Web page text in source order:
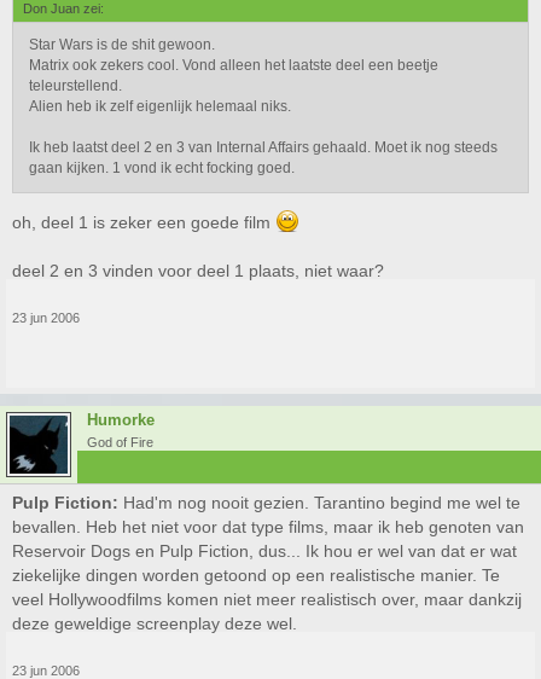
Don Juan zei:
Star Wars is de shit gewoon.
Matrix ook zekers cool. Vond alleen het laatste deel een beetje
teleurstellend.
Alien heb ik zelf eigenlijk helemaal niks.
Ik heb laatst deel 2 en 3 van Internal Affairs gehaald. Moet ik nog steeds
gaan kijken. 1 vond ik echt focking goed.
oh, deel 1 is zeker een goede film
deel 2 en 3 vinden voor deel 1 plaats, niet waar?
23 jun 2006
Humorke
God of Fire
Pulp Fiction: Had'm nog nooit gezien. Tarantino begind me wel te
bevallen. Heb het niet voor dat type films, maar ik heb genoten van
Reservoir Dogs en Pulp Fiction, dus... Ik hou er wel van dat er wat
ziekelijke dingen worden getoond op een realistische manier. Te
veel Hollywoodfilms komen niet meer realistisch over, maar dankzij
deze geweldige screenplay deze wel.
23 jun 2006